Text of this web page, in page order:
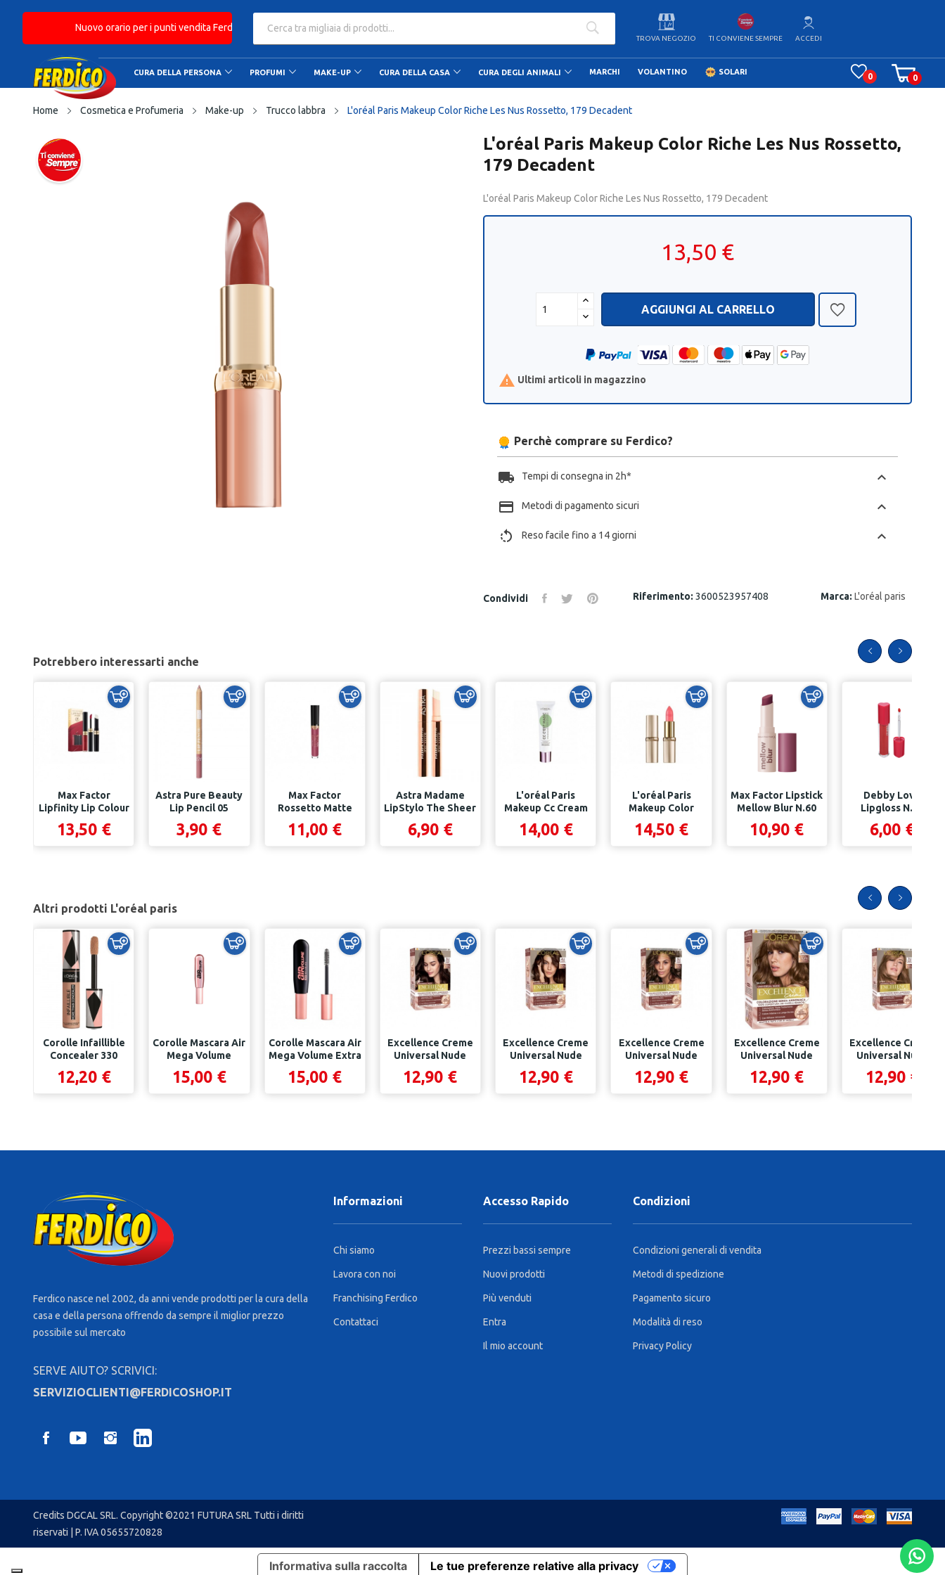
Nuovo orario per i punti vendita Ferdico: Orario continuato dalle 9.00 alle 20.00
Consegna gratuita a partire da € 49,90
TROVA NEGOZIO TI CONVIENE SEMPRE ACCEDI
CURA DELLA PERSONA PROFUMI MAKE-UP CURA DELLA CASA CURA DEGLI ANIMALI MARCHI VOLANTINO SOLARI
0
0
Home Cosmetica e Profumeria Make-up Trucco labbra L'oréal Paris Makeup Color Riche Les Nus Rossetto, 179 Decadent
L'oréal Paris Makeup Color Riche Les Nus Rossetto,
179 Decadent
L'oréal Paris Makeup Color Riche Les Nus Rossetto, 179 Decadent
13,50 €
AGGIUNGI AL CARRELLO
 Ultimi articoli in magazzino
Perchè comprare su Ferdico?
local_shipping Tempi di consegna in 2h*
chevron_left
payment
Metodi di pagamento sicuri
chevron_left
rotate_left
Reso facile fino a 14 giorni chevron_left
Condividi Riferimento: 3600523957408 Marca: L'oréal paris
Potrebbero interessarti anche
Max Factor
Lipfinity Lip Colour
- Rossetto...
13,50 €
Astra Pure Beauty
Lip Pencil 05
ROSEWOOD
3,90 €
Max Factor
Rossetto Matte
Liquido Lipfinity...
11,00 €
Astra Madame
LipStylo The Sheer
N° 1 , Clichè...
6,90 €
L'oréal Paris
Makeup Cc Cream
C'est Magic
Crema...
14,00 €
L'oréal Paris
Makeup Color
Riche Rossetto...
14,50 €
Max Factor Lipstick
Mellow Blur N.60
Blur Burgundy
10,90 €
Debby Love
Lipgloss N.03
Explosive Red
6,00 €
Altri prodotti L'oréal paris
Corolle Infaillible
Concealer 330
12,20 €
Corolle Mascara Air
Mega Volume
15,00 €
Corolle Mascara Air
Mega Volume Extra
15,00 €
Excellence Creme
Universal Nude
Ammoniaca...
12,90 €
Excellence Creme
Universal Nude
Ammoniaca...
12,90 €
Excellence Creme
Universal Nude
Ammoniaca...
12,90 €
Excellence Creme
Universal Nude
Ammoniaca...
12,90 €
Excellence Creme
Universal Nude
Ammoniaca...
12,90 €
Ferdico nasce nel 2002, da anni vende prodotti per la cura della
casa e della persona offrendo da sempre il miglior prezzo
possibile sul mercato
SERVE AIUTO? SCRIVICI:
SERVIZIOCLIENTI@FERDICOSHOP.IT
Informazioni
Chi siamo
Lavora con noi
Franchising Ferdico
Contattaci
Accesso Rapido
Prezzi bassi sempre
Nuovi prodotti
Più venduti
Entra
Il mio account
Condizioni
Condizioni generali di vendita
Metodi di spedizione
Pagamento sicuro
Modalità di reso
Privacy Policy
Credits DGCAL SRL. Copyright ©2021 FUTURA SRL Tutti i diritti
riservati | P. IVA 05655720828
Informativa sulla raccolta Le tue preferenze relative alla privacy